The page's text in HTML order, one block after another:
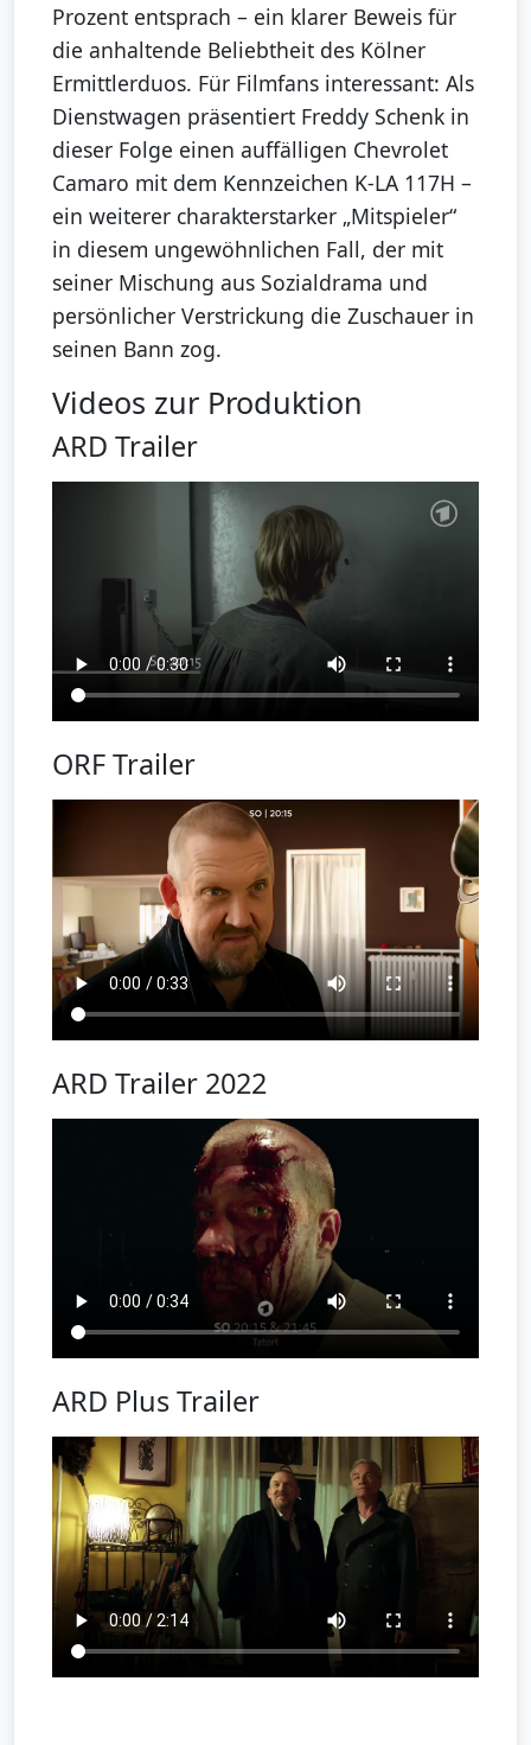
Prozent entsprach – ein klarer Beweis für
die anhaltende Beliebtheit des Kölner
Ermittlerduos. Für Filmfans interessant: Als
Dienstwagen präsentiert Freddy Schenk in
dieser Folge einen auffälligen Chevrolet
Camaro mit dem Kennzeichen K-LA 117H –
ein weiterer charakterstarker „Mitspieler“
in diesem ungewöhnlichen Fall, der mit
seiner Mischung aus Sozialdrama und
persönlicher Verstrickung die Zuschauer in
seinen Bann zog.
Videos zur Produktion
ARD Trailer
ORF Trailer
ARD Trailer 2022
ARD Plus Trailer